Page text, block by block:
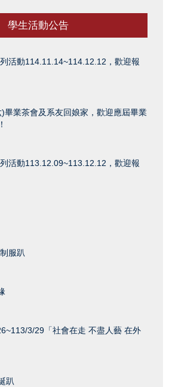
學生活動公告
活動114.11.14~114.12.12，歡迎報
畢業茶會及系友回娘家，歡迎應屆畢業
活動113.12.09~113.12.12，歡迎報
服趴
3/29「社會在走 不盡人藝 在外
趴